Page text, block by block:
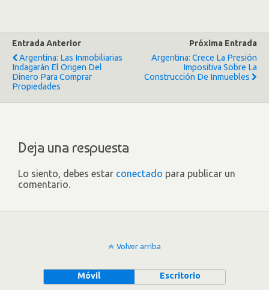
Entrada Anterior
Argentina: Las Inmobiliarias
Indagarán El Origen Del
Dinero Para Comprar
Propiedades
Próxima Entrada
Argentina: Crece La Presión
Impositiva Sobre La
Construcción De Inmuebles
Deja una respuesta
Lo siento, debes estar conectado para publicar un
comentario.
Volver arriba
Móvil Escritorio